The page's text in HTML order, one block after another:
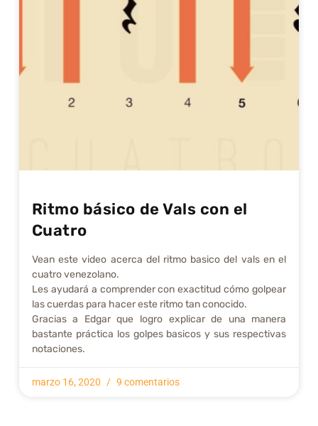
Ritmo básico de Vals con el
Cuatro
Vean este video acerca del ritmo basico del vals en el
cuatro venezolano.
Les ayudará a comprender con exactitud cómo golpear
las cuerdas para hacer este ritmo tan conocido.
Gracias a Edgar que logro explicar de una manera
bastante práctica los golpes basicos y sus respectivas
notaciones.
marzo 16, 2020 9 comentarios